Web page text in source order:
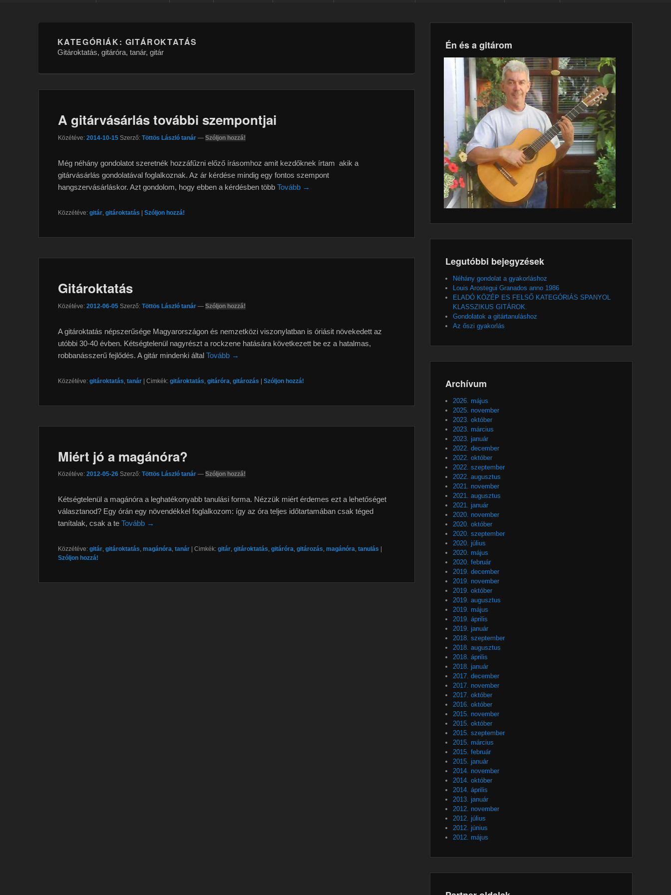
KATEGÓRIÁK: GITÁROKTATÁS
Gitároktatás, gitáróra, tanár, gitár
A gitárvásárlás további szempontjai
Közétéve: 2014-10-15 Szerző: Töttös László tanár — Szóljon hozzá!
Még néhány gondolatot szeretnék hozzáfűzni előző írásomhoz amit kezdőknek írtam akik a
gitárvásárlás gondolatával foglalkoznak. Az ár kérdése mindig egy fontos szempont
hangszervásárláskor. Azt gondolom, hogy ebben a kérdésben több Tovább →
Közzétéve: gitár gitároktatás | Szóljon hozzá!
Gitároktatás
Közétéve: 2012-06-05 Szerző: Töttös László tanár — Szóljon hozzá!
A gitároktatás népszerűsége Magyarországon és nemzetközi viszonylatban is óriásit növekedett az
utóbbi 30-40 évben. Kétségtelenül nagyrészt a rockzene hatására következett be ez a hatalmas,
robbanásszerű fejlődés. A gitár mindenki által Tovább →
Közzétéve: gitároktatás tanár | Cimkék: gitároktatás gitáróra gitározás | Szóljon hozzá!
Miért jó a magánóra?
Közétéve: 2012-05-26 Szerző: Töttös László tanár — Szóljon hozzá!
Kétségtelenül a magánóra a leghatékonyabb tanulási forma. Nézzük miért érdemes ezt a lehetőséget
választanod? Egy órán egy növendékkel foglalkozom: így az óra teljes időtartamában csak téged
tanítalak, csak a te Tovább →
Közzétéve: gitár, gitároktatás, magánóra, tanár Cimkék: gitár, gitároktatás, gitáróra, gitározás, magánóra, tanulás
Szóljon hozzá!
Én és a gitárom
Legutóbbi bejegyzések
Néhány gondolat a gyakorláshoz
Louis Arostegui Granados anno 1986
ELADÓ KÖZÉP ES FELSŐ KATEGÓRIÁS SPANYOL
KLASSZIKUS GITÁROK.
Gondolatok a gitártanuláshoz
Az őszi gyakorlás
Archívum
2026. május
2025. november
2023. október
2023. március
2023. január
2022. december
2022. október
2022. szeptember
2022. augusztus
2021. november
2021. augusztus
2021. január
2020. november
2020. október
2020. szeptember
2020. július
2020. május
2020. február
2019. december
2019. november
2019. október
2019. augusztus
2019. május
2019. április
2019. január
2018. szeptember
2018. augusztus
2018. április
2018. január
2017. december
2017. november
2017. október
2016. október
2015. november
2015. október
2015. szeptember
2015. március
2015. február
2015. január
2014. november
2014. október
2014. április
2013. január
2012. november
2012. július
2012. június
2012. május